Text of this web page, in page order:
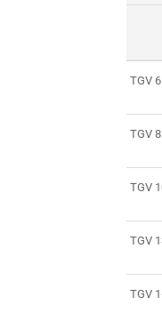
TGV 6
TGV 8
TGV
TGV
TGV